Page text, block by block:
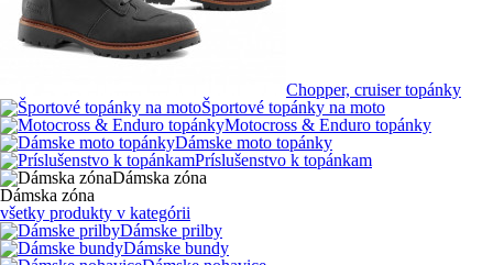
Chopper, cruiser topánky
Športové topánky na moto
Motocross & Enduro topánky
Dámske moto topánky
Príslušenstvo k topánkam
Dámska zóna
Dámska zóna
všetky produkty v kategórii
Dámske prilby
Dámske bundy